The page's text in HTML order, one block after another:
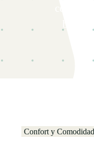
Confort y Comodidad